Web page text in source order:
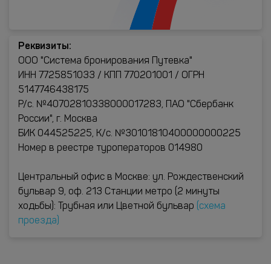
Реквизиты:
ООО "Система бронирования Путевка"
ИНН 7725851033 / КПП 770201001 / ОГРН
5147746438175
Р/с. №40702810338000017283, ПАО "Сбербанк
России", г. Москва
БИК 044525225, К/с. №30101810400000000225
Номер в реестре туроператоров 014980
Центральный офис в Москве: ул. Рождественский
бульвар 9, оф. 213 Станции метро (2 минуты
ходьбы): Трубная или Цветной бульвар
(схема
проезда)